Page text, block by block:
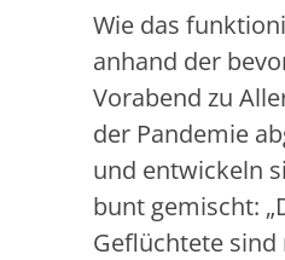
Wie das
anhand der
Vorabend zu
der Pandemie
und entwickeln
bunt gemischt:
Geflüchtete sind